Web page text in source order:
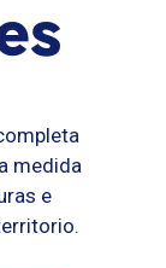
medida
e